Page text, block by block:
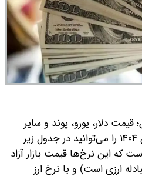
دلار، یورو، پوند و سایر
ارز‌ها امروز یکشنبه ۳ فروردین ۱۴۰۴ را می‌توانید در جدول زیر
که این نرخ‌ها قیمت بازار آزاد
ارزی است) و با نرخ ارز